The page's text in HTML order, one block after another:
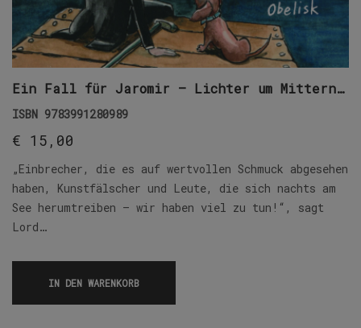
Ein Fall für Jaromir – Lichter um Mitternacht
ISBN 9783991280989
€ 15,00
„Einbrecher, die es auf wertvollen Schmuck abgesehen
haben, Kunstfälscher und Leute, die sich nachts am
See herumtreiben – wir haben viel zu tun!“, sagt
Lord…
IN DEN WARENKORB